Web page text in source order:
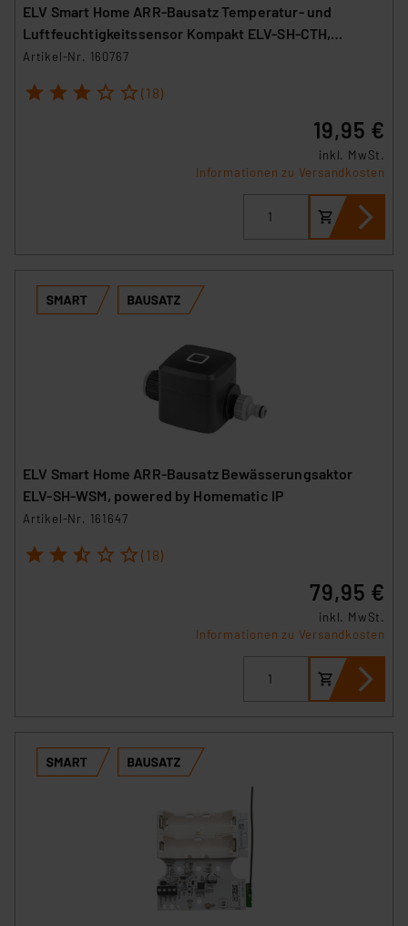
ELV Smart Home ARR-Bausatz Temperatur- und
Luftfeuchtigkeitssensor Kompakt ELV-SH-CTH,
powered by Homematic IP
Artikel-Nr. 160767
1 2 3 4 5 (18)
19,95 €
inkl. MwSt.
Informationen zu Versandkosten
ELV Smart Home ARR-Bausatz Bewässerungsaktor
ELV-SH-WSM, powered by Homematic IP
Artikel-Nr. 161647
1 2 3 4 5 (18)
79,95 €
inkl. MwSt.
Informationen zu Versandkosten